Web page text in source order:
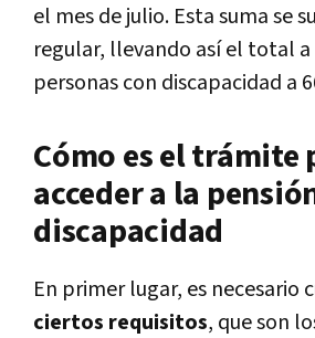
el mes de julio. Esta suma se
regular, llevando así el total
personas con discapacidad a
Cómo es el trámite
acceder a la
discapacidad
En primer lugar, es necesario
ciertos requisitos, que son